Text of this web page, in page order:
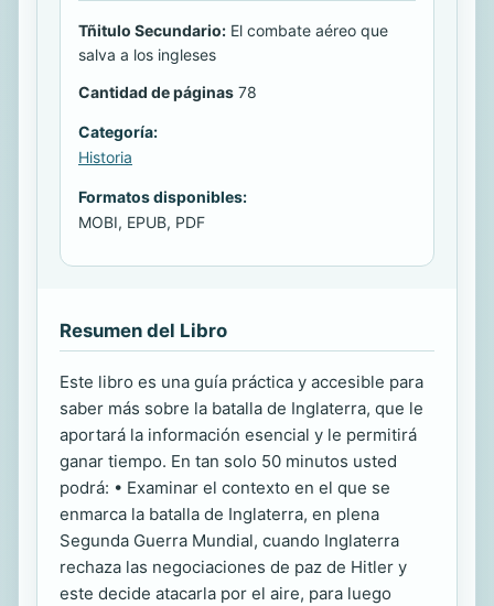
Tñitulo Secundario: El combate aéreo que
salva a los ingleses
Cantidad de páginas 78
Categoría:
Historia
Formatos disponibles:
MOBI, EPUB, PDF
Resumen del Libro
Este libro es una guía práctica y accesible para
saber más sobre la batalla de Inglaterra, que le
aportará la información esencial y le permitirá
ganar tiempo. En tan solo 50 minutos usted
podrá: • Examinar el contexto en el que se
enmarca la batalla de Inglaterra, en plena
Segunda Guerra Mundial, cuando Inglaterra
rechaza las negociaciones de paz de Hitler y
este decide atacarla por el aire, para luego